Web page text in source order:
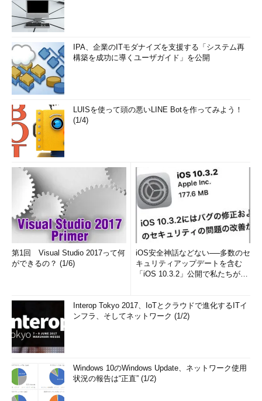
IPA、企業のITモダナイズを支援する「システム再
構築を成功に導くユーザガイド」を公開
LUISを使って頭の悪いLINE Botを作ってみよう！
(1/4)
第1回 Visual Studio 2017って何
ができるの？ (1/6)
iOS安全神話などない──多数のセ
キュリティアップデートを含む
「iOS 10.3.2」公開で私たちが学
Interop Tokyo 2017、IoTとクラウドで進化するITイ
ンフラ、そしてネットワーク (1/2)
Windows 10のWindows Update、ネットワーク使用
状況の報告は“正直” (1/2)